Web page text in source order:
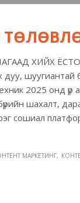
ХИЙХ
дуу,
2025 онд үр
шахалт,
сошиал
МАРКЕТИНГ